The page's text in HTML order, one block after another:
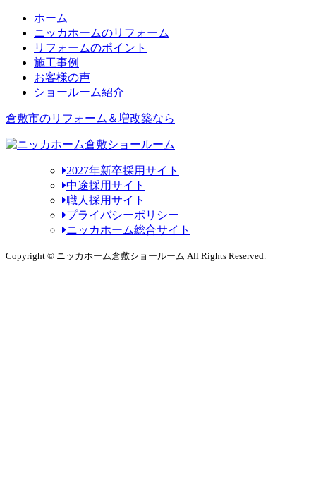
ホーム
ニッカホームのリフォーム
リフォームのポイント
施工事例
お客様の声
ショールーム紹介
倉敷市のリフォーム＆増改築なら
2027年新卒採用サイト
中途採用サイト
職人採用サイト
プライバシーポリシー
ニッカホーム総合サイト
Copyright © ニッカホーム倉敷ショールーム All Rights Reserved.